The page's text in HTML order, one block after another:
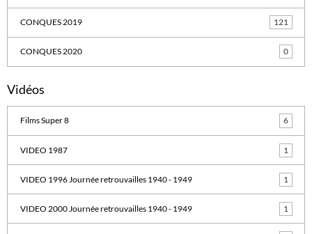
CONQUES 2019 121
CONQUES 2020 0
Vidéos
Films Super 8 6
VIDEO 1987 1
VIDEO 1996 Journée retrouvailles 1940 - 1949 1
VIDEO 2000 Journée retrouvailles 1940 - 1949 1